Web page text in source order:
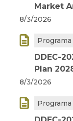
Market
8/3/2026

DDEC-
Plan
8/3/2026
